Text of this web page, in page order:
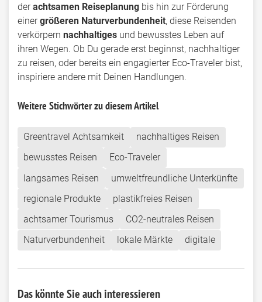
derachtsamen Reiseplanung bis hin zur Förderung
einergrößeren Naturverbundenheit, diese Reisenden
verkörpern nachhaltiges und bewusstes Leben auf
ihren Wegen. Ob Du gerade erst beginnst, nachhaltiger
zu reisen, oder bereits ein engagierter Eco-Traveler bist,
inspiriere andere mit Deinen Handlungen.
Weitere Stichwörter zu diesem Artikel
Greentravel Achtsamkeit
nachhaltiges Reisen
bewusstes Reisen
Eco-Traveler
langsames Reisen
umweltfreundliche Unterkünfte
regionale Produkte
plastikfreies Reisen
achtsamer Tourismus
CO2-neutrales Reisen
Naturverbundenheit
lokale Märkte digitale
Das könnte Sie auch interessieren